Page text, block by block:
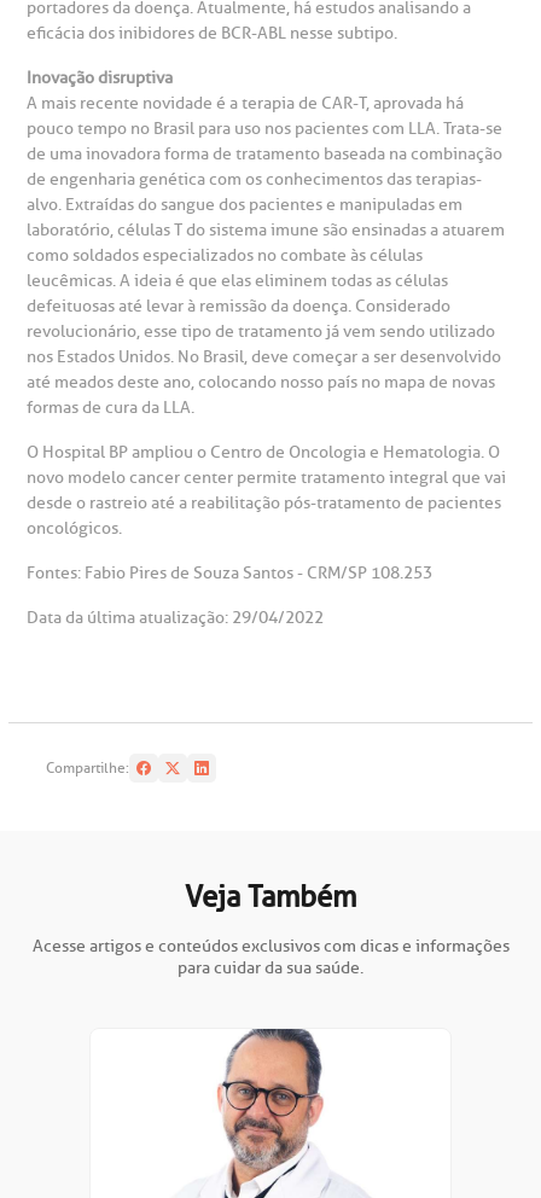
portadores da doença. Atualmente, há estudos analisando a
eficácia dos inibidores de BCR-ABL nesse subtipo.
Inovação disruptiva
A mais recente novidade é a terapia de CAR-T, aprovada há
pouco tempo no Brasil para uso nos pacientes com LLA. Trata-se
de uma inovadora forma de tratamento baseada na combinação
de engenharia genética com os conhecimentos das terapias-
alvo. Extraídas do sangue dos pacientes e manipuladas em
laboratório, células T do sistema imune são ensinadas a atuarem
como soldados especializados no combate às células
leucêmicas. A ideia é que elas eliminem todas as células
defeituosas até levar à remissão da doença. Considerado
revolucionário, esse tipo de tratamento já vem sendo utilizado
nos Estados Unidos. No Brasil, deve começar a ser desenvolvido
até meados deste ano, colocando nosso país no mapa de novas
formas de cura da LLA.
O Hospital BP ampliou o Centro de Oncologia e Hematologia. O
novo modelo cancer center permite tratamento integral que vai
desde o rastreio até a reabilitação pós-tratamento de pacientes
oncológicos.
Fontes: Fabio Pires de Souza Santos - CRM/SP 108.253
Data da última atualização: 29/04/2022
Compartilhe:
Veja Também
Acesse artigos e conteúdos exclusivos com dicas e informações
para cuidar da sua saúde.